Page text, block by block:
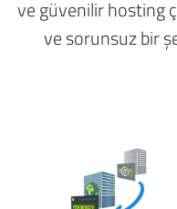
ve güvenilir hosting
ve sorunsuz bir